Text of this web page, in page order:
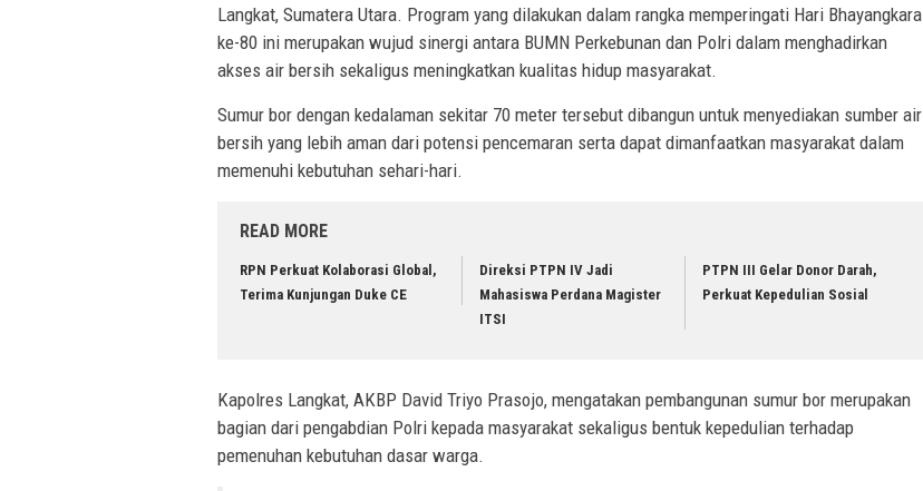
Langkat, Sumatera Utara. Program yang dilakukan dalam rangka memperingati Hari Bhayangkara
ke-80 ini merupakan wujud sinergi antara BUMN Perkebunan dan Polri dalam menghadirkan
akses air bersih sekaligus meningkatkan kualitas hidup masyarakat.
Sumur bor dengan kedalaman sekitar 70 meter tersebut dibangun untuk menyediakan sumber air
bersih yang lebih aman dari potensi pencemaran serta dapat dimanfaatkan masyarakat dalam
memenuhi kebutuhan sehari-hari.
READ MORE
RPN Perkuat Kolaborasi Global,
Terima Kunjungan Duke CE
Direksi PTPN IV Jadi
Mahasiswa Perdana Magister
ITSI
PTPN III Gelar Donor Darah,
Perkuat Kepedulian Sosial
Kapolres Langkat, AKBP David Triyo Prasojo, mengatakan pembangunan sumur bor merupakan
bagian dari pengabdian Polri kepada masyarakat sekaligus bentuk kepedulian terhadap
pemenuhan kebutuhan dasar warga.